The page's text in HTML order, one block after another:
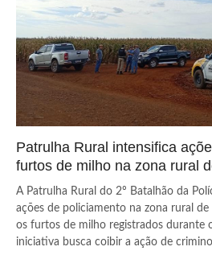
Patrulha Rural intensifica
furtos de milho na zona rural
A Patrulha Rural do 2º Batalhão da
ações de policiamento na zona rural
os furtos de milho registrados durante
iniciativa busca coibir a ação de